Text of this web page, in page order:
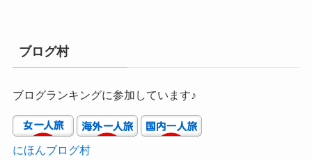
ブログ村
ブログランキングに参加しています♪
にほんブログ村